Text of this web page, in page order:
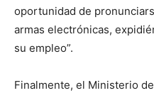
oportunidad de
armas electrónicas,
su empleo”.
Finalmente, el Ministerio